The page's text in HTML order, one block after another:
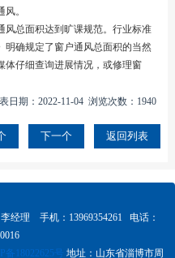
。
风总面积达到旷课规范。行业标准
明确规定了窗户通风总面积的当然
体仔细查询进展情况，或修理窗
日期：2022-11-04 浏览次数：1940
下一个 返回列表
经理 手机：13969354261 电话：
备18022625号 地址：山东省淄博市周